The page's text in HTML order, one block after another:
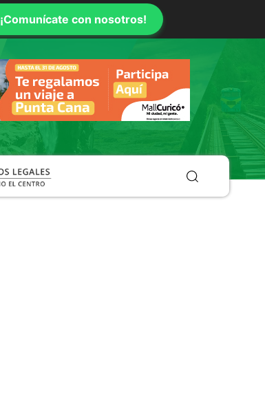
¡Comunícate con nosotros!